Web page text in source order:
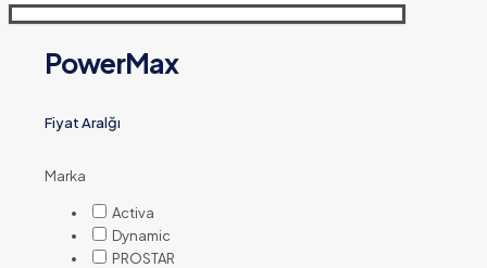
PowerMax
Fiyat Aralğı
Marka
Activa
Dynamic
PROSTAR